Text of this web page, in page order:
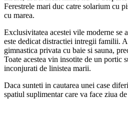
Ferestrele mari duc catre solarium cu
cu marea.
Exclusivitatea acestei vile moderne se
este dedicat distractiei intregii familii.
gimnastica privata cu baie si sauna,
Toate acestea vin insotite de un portic
inconjurati de linistea marii.
Daca sunteti in cautarea unei case
spatiul suplimentar care va face ziua